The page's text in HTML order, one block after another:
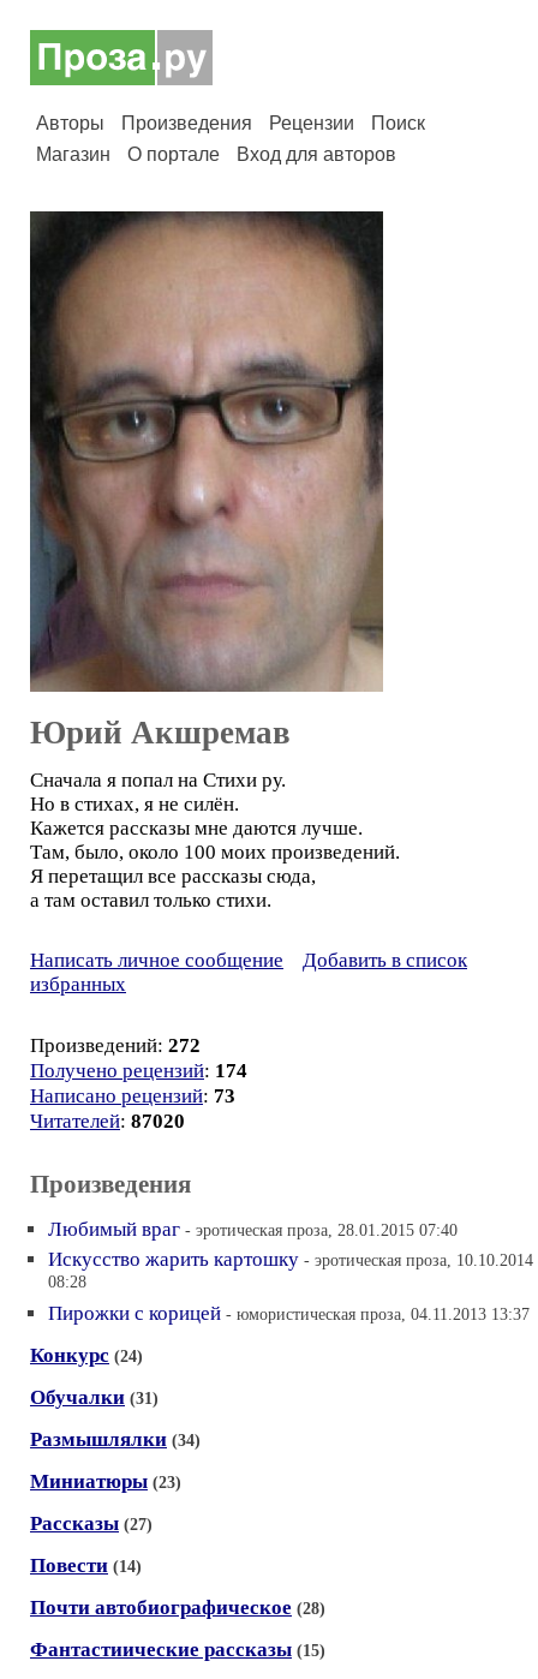
Авторы Произведения Рецензии
Поиск
Магазин
О портале Вход для авторов
Юрий Акшремав
Сначала я попал на Стихи ру.
Но в стихах, я не силён.
Кажется рассказы мне даются лучше.
Там, было, около 100 моих произведений.
Я перетащил все рассказы сюда,
а там оставил только стихи.
Написать личное сообщение
Добавить в список
избранных
Произведений: 272
Получено рецензий: 174
Написано рецензий: 73
Читателей: 87020
Произведения
Любимый враг - эротическая проза, 28.01.2015 07:40
Искусство жарить картошку - эротическая проза, 10.10.2014
08:28
Пирожки с корицей - юмористическая проза, 04.11.2013 13:37
Конкурс (24)
Обучалки (31)
Размышлялки (34)
Миниатюры (23)
Рассказы (27)
Повести (14)
Почти автобиографическое (28)
Фантастиические рассказы (15)